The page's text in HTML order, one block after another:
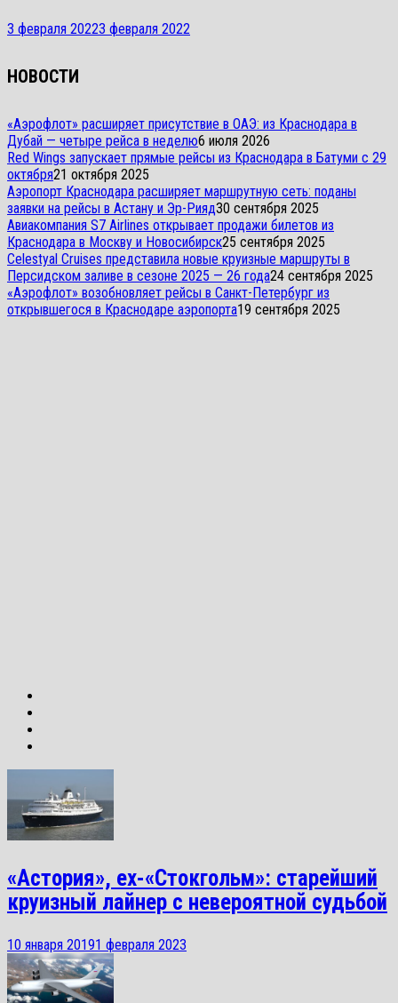
3 февраля 20223 февраля 2022
НОВОСТИ
«Аэрофлот» расширяет присутствие в ОАЭ: из Краснодара в
Дубай — четыре рейса в неделю6 июля 2026
Red Wings запускает прямые рейсы из Краснодара в Батуми с 29
октября21 октября 2025
Аэропорт Краснодара расширяет маршрутную сеть: поданы
заявки на рейсы в Астану и Эр-Рияд30 сентября 2025
Авиакомпания S7 Airlines открывает продажи билетов из
Краснодара в Москву и Новосибирск25 сентября 2025
Celestyal Cruises представила новые круизные маршруты в
Персидском заливе в сезоне 2025 — 26 года24 сентября 2025
«Аэрофлот» возобновляет рейсы в Санкт-Петербург из
открывшегося в Краснодаре аэропорта19 сентября 2025
«Астория», ex-«Стокгольм»: старейший
круизный лайнер с невероятной судьбой
10 января 20191 февраля 2023